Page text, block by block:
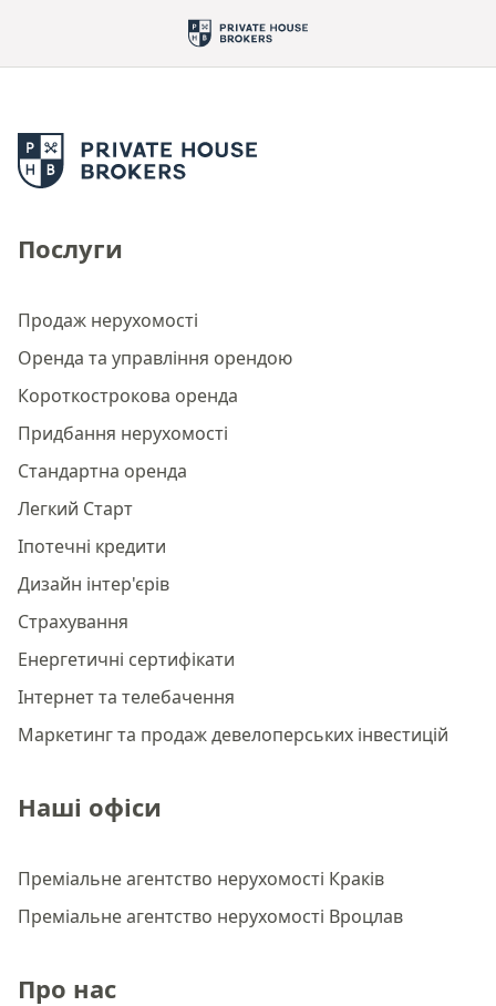
Послуги
Продаж нерухомості
Оренда та управління орендою
Короткострокова оренда
Придбання нерухомості
Стандартна оренда
Легкий Старт
Іпотечні кредити
Дизайн інтер'єрів
Страхування
Енергетичні сертифікати
Інтернет та телебачення
Маркетинг та продаж девелоперських інвестицій
Наші офіси
Преміальне агентство нерухомості Краків
Преміальне агентство нерухомості Вроцлав
Про нас